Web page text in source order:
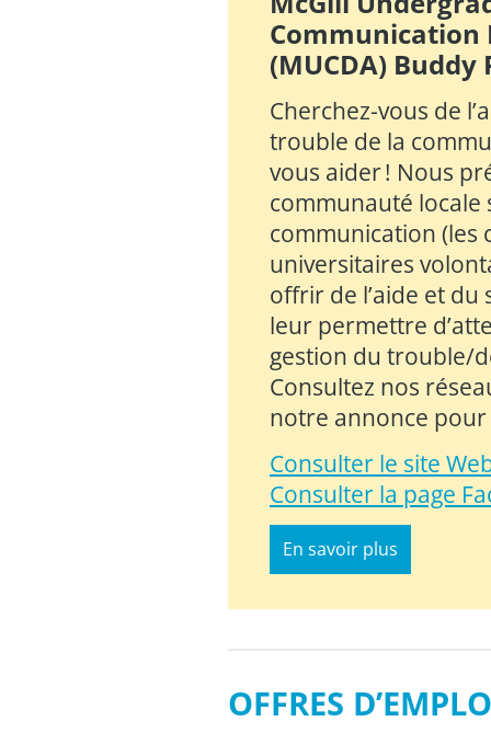
Communication
(MUCDA) Buddy
Cherchez-vous de
trouble de la
vous aider ! Nous
communauté
communication (les
universitaires
offrir de l’aide et
leur permettre
gestion du trouble/
Consultez nos
notre annonce pour
Consulter le site
Consulter la page
En savoir plus
OFFRES